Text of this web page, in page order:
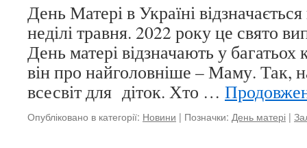
День Матері в Україні
неділі травня. 2022 року це свято
День матері відзначають у багатьох
він про найголовніше – Маму. Так,
всесвіт для діток. Хто …
Опубліковано в категорії: Новини | Позначки: День матері |